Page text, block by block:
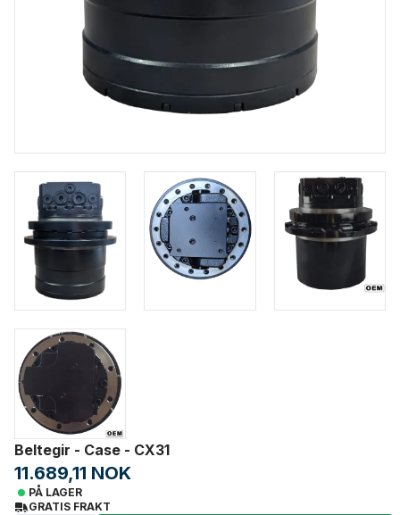
Beltegir - Case - CX31
11.689,11 NOK
PÅ LAGER
GRATIS FRAKT